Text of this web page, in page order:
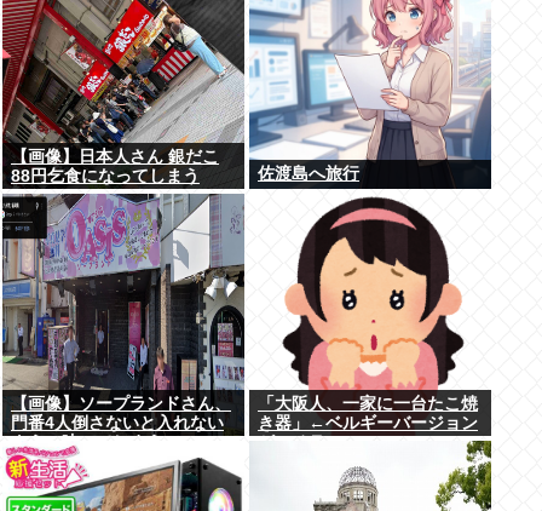
【画像】日本人さん 銀だこ
88円乞食になってしまう
佐渡島へ旅行
【画像】ソープランドさん、
門番4人倒さないと入れない
ように映ってしまう
「大阪人、一家に一台たこ焼
き器」←ベルギーバージョン